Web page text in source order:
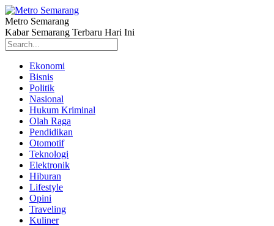
Metro Semarang
Kabar Semarang Terbaru Hari Ini
Ekonomi
Bisnis
Politik
Nasional
Hukum Kriminal
Olah Raga
Pendidikan
Otomotif
Teknologi
Elektronik
Hiburan
Lifestyle
Opini
Traveling
Kuliner